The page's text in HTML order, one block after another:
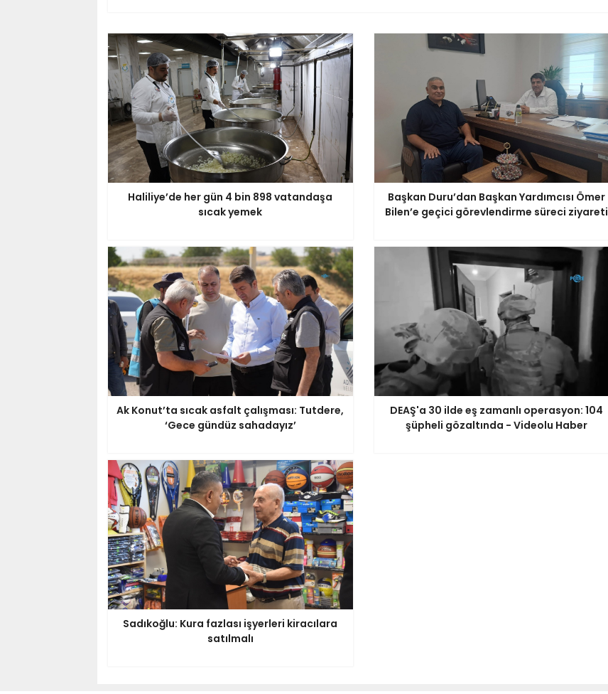
Haliliye’de her gün 4 bin 898 vatandaşa
sıcak yemek
Başkan Duru’dan Başkan Yardımcısı Ömer
Bilen’e geçici görevlendirme süreci ziyareti
Ak Konut’ta sıcak asfalt çalışması: Tutdere,
‘Gece gündüz sahadayız’
DEAŞ'a 30 ilde eş zamanlı operasyon: 104
şüpheli gözaltında - Videolu Haber
Sadıkoğlu: Kura fazlası işyerleri kiracılara
satılmalı